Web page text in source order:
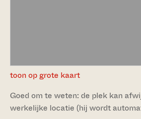
toon op grote kaart
Goed om te weten: de plek kan
werkelijke locatie (hij wordt